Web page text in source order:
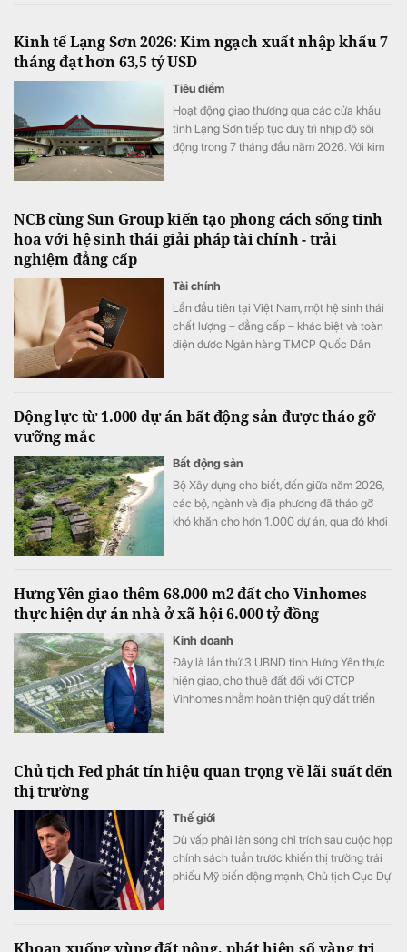
Kinh tế Lạng Sơn 2026: Kim ngạch xuất nhập khẩu 7
tháng đạt hơn 63,5 tỷ USD
Tiêu điểm
Hoạt động giao thương qua các cửa khẩu
tỉnh Lạng Sơn tiếp tục duy trì nhịp độ sôi
động trong 7 tháng đầu năm 2026. Với kim
NCB cùng Sun Group kiến tạo phong cách sống tinh
hoa với hệ sinh thái giải pháp tài chính - trải
nghiệm đẳng cấp
Tài chính
Lần đầu tiên tại Việt Nam, một hệ sinh thái
chất lượng – đẳng cấp – khác biệt và toàn
diện được Ngân hàng TMCP Quốc Dân
những đặc quyền cao nhất.
Động lực từ 1.000 dự án bất động sản được tháo gỡ
vưỡng mắc
Bất động sản
Bộ Xây dựng cho biết, đến giữa năm 2026,
các bộ, ngành và địa phương đã tháo gỡ
khó khăn cho hơn 1.000 dự án, qua đó khơi
Hưng Yên giao thêm 68.000 m2 đất cho Vinhomes
thực hiện dự án nhà ở xã hội 6.000 tỷ đồng
Kinh doanh
Đây là lần thứ 3 UBND tỉnh Hưng Yên thực
hiện giao, cho thuê đất đối với CTCP
Vinhomes nhằm hoàn thiện quỹ đất triển
Chủ tịch Fed phát tín hiệu quan trọng về lãi suất đến
thị trường
Thế giới
Dù vấp phải làn sóng chỉ trích sau cuộc họp
chính sách tuần trước khiến thị trường trái
phiếu Mỹ biến động mạnh, Chủ tịch Cục Dự
Khoan xuống vùng đất nông, phát hiện số vàng trị